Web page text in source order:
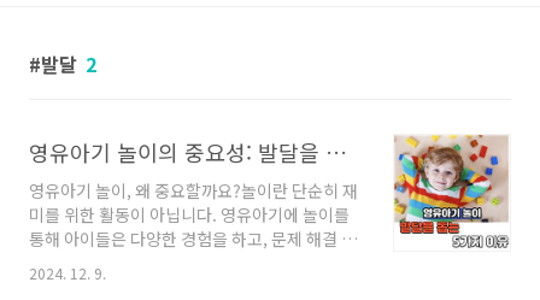
발달 2
영유아기 놀이의 중요성: 발달을 돕는 5가지 이유
영유아기 놀이, 왜 중요할까요?놀이란 단순히 재
미를 위한 활동이 아닙니다. 영유아기에 놀이를
통해 아이들은 다양한 경험을 하고, 문제 해결 능
력을 키우며, 점차 성숙한 인간으로 성장합니다.
하지만 현대 사회에서는 놀이보다 학습이 더욱
2024. 12. 9.